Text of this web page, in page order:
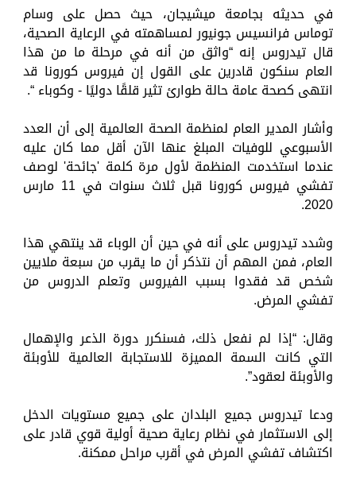
في حديثه بجامعة ميشيجان، حيث حصل على وسام
توماس فرانسيس جونيور لمساهمته في الرعاية الصحية،
قال تيدروس إنه “واثق من أنه في مرحلة ما من هذا
العام سنكون قادرين على القول إن فيروس كورونا قد
انتهى كصحة عامة حالة طوارئ تثير قلقًا دوليًا - وكوباء “.
وأشار المدير العام لمنظمة الصحة العالمية إلى أن العدد
الأسبوعي للوفيات المبلغ عنها الآن أقل مما كان عليه
عندما استخدمت المنظمة لأول مرة كلمة 'جائحة' لوصف
تفشي فيروس كورونا قبل ثلاث سنوات في 11 مارس
2020.
وشدد تيدروس على أنه في حين أن الوباء قد ينتهي هذا
العام، فمن المهم أن نتذكر أن ما يقرب من سبعة ملايين
شخص قد فقدوا بسبب الفيروس وتعلم الدروس من
تفشي المرض.
وقال: “إذا لم نفعل ذلك، فسنكرر دورة الذعر والإهمال
التي كانت السمة المميزة للاستجابة العالمية للأوبئة
والأوبئة لعقود”.
ودعا تيدروس جميع البلدان على جميع مستويات الدخل
إلى الاستثمار في نظام رعاية صحية أولية قوي قادر على
اكتشاف تفشي المرض في أقرب مراحل ممكنة.